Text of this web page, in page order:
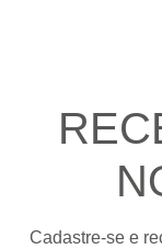
Cadastre-se e